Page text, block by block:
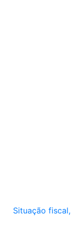
Situação